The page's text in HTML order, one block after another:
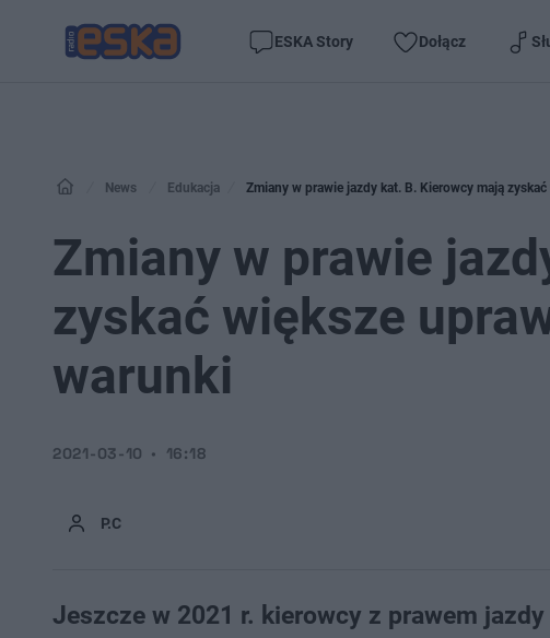
ESKA Story Dołącz
News Edukacja Zmiany w prawie jazdy kat. B. Kierowcy mają
Zmiany w prawie
zyskać większe
warunki
P.C
2021-03-10 16:18
Jeszcze w 2021 r. kierowcy z prawem